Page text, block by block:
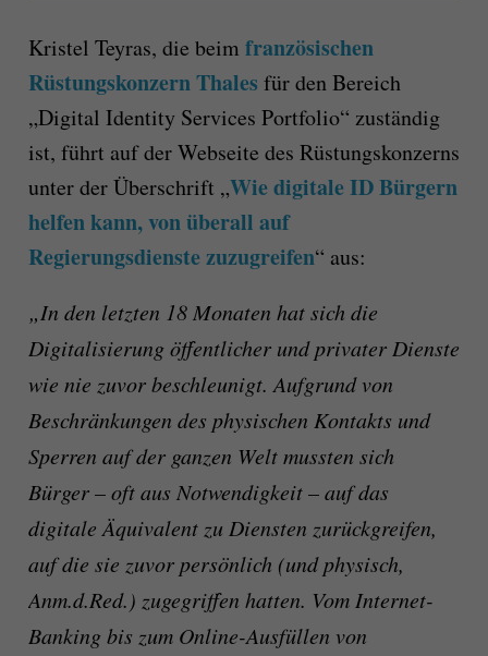
Kristel Teyras, die beim französischen
Rüstungskonzern Thales für den Bereich
„Digital Identity Services Portfolio“ zuständig
ist, führt auf der Webseite des Rüstungskonzerns
unter der Überschrift „Wie digitale ID Bürgern
helfen kann, von überall auf
Regierungsdienste zuzugreifen“ aus:
„In den letzten 18 Monaten hat sich die
Digitalisierung öffentlicher und privater Dienste
wie nie zuvor beschleunigt. Aufgrund von
Beschränkungen des physischen Kontakts und
Sperren auf der ganzen Welt mussten sich
Bürger – oft aus Notwendigkeit – auf das
digitale Äquivalent zu Diensten zurückgreifen,
auf die sie zuvor persönlich (und physisch,
Anm.d.Red.) zugegriffen hatten. Vom Internet-
Banking bis zum Online-Ausfüllen von